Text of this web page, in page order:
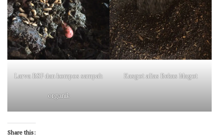
Larva BSF dan kompos sampah
organik
Kasgot alias Bekas Magot
Share this: